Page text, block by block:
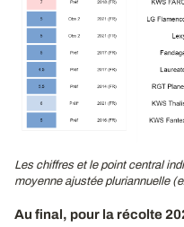
Les chiffres et le point central
moyenne ajustée pluriannuelle
Au final, pour la récolte